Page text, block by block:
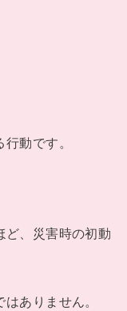
動です。
ど、災害時の初動
ありません。